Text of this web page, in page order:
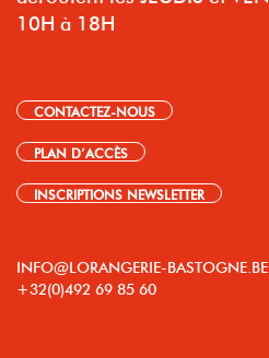
10H à 18H
CONTACTEZ-NOUS
PLAN D’ACCÈS
INSCRIPTIONS NEWSLETTER
INFO@LORANGERIE-BASTOGNE.BE
+32(0)492 69 85 60